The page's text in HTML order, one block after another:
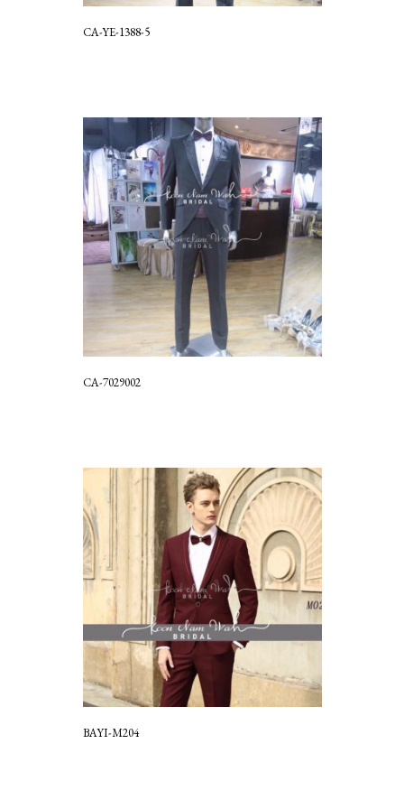
CA-YE-1388-5
CA-7029002
BAYI-M204